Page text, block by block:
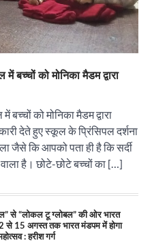
बच्चों को मोनिका मैडम द्वारा
को मोनिका मैडम द्वारा
देते हुए स्कूल के प्रिंसिपल दर्शना
जैसे कि आपको पता ही है कि सर्दी
है। छोटे-छोटे बच्चों का […]
एसोसिएशन (सेवा) ने पंजाब में सौर
को दूर करने के लिए पीएसपीसीएल
अधिकारियों से की मुलाकात
August 6, 2026
एजेंडा घोटाला’ भाजपा के
और लोकतंत्र की हत्या का सबसे बड़ा
August 6, 2026
द्वारा 9 अगस्त को होगा ‘वर्षा ऋतु
का आयोजन
से “लोकल टू ग्लोबल” की ओर भारत
से 15 अगस्त तक भारत मंडपम में होगा
: हरीश गर्ग
‘तिरंगा यात्रा 2025’ का हरियाणा से
August 13, 2025